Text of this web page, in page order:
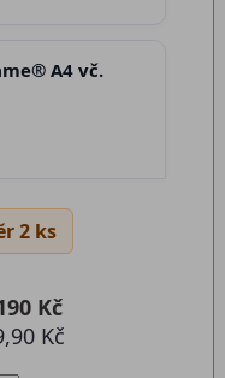
A4 vč.
2 ks
Kč
Kč